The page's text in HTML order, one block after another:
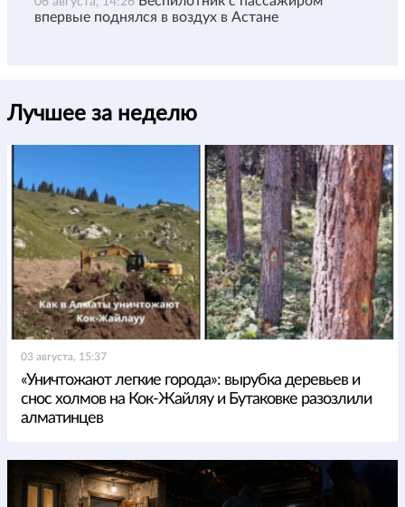
впервые поднялся в воздух в Астане
Лучшее за неделю
03 августа, 15:37
«Уничтожают легкие города»: вырубка деревьев и
снос холмов на Кок-Жайляу и Бутаковке разозлили
алматинцев